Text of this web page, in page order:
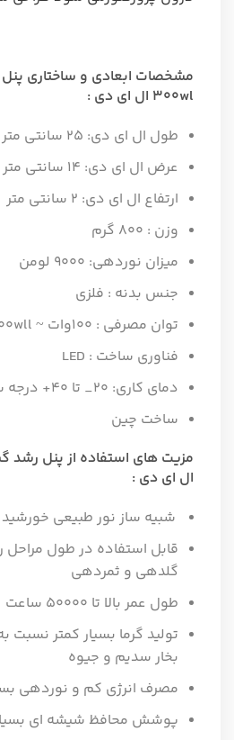
۳۰۰wl ال ای دی :
طول ال ای دی: ۲۵ سانتی متر
عرض ال ای دی: ۱۴ سانتی متر
ارتفاع ال ای دی: ۲ سانتی متر
وزن : ۸۰۰ گرم
میزان نوردهی: ۹۰۰۰ لومن
جنس بدنه : فلزی
توان مصرفی : ۱۰۰وات ~ ۳۰۰wll
فناوری ساخت : LED
دمای کاری: ۲۰_ تا ۴۰+ درجه سلسیوس
ساخت چین
ال ای دی :
شبیه ساز نور طبیعی خورشید
قابل استفاده در طول
گلدهی و ثمردهی
طول عمر بالا تا ۵۰۰۰۰ ساعت
تولید گرما بسیار کمتر نسبت
بخار سدیم و جیوه
مصرف انرژی کم و نوردهی
پوشش محافظ شیشه ای